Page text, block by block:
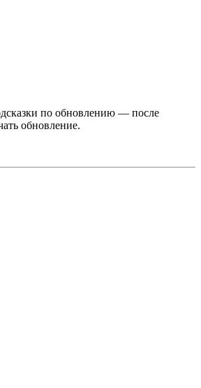
по обновлению — после
обновление.